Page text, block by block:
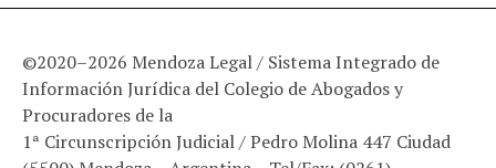
©2020–2026 Mendoza Legal / Sistema Integrado de
Información Jurídica del Colegio de Abogados y
Procuradores de la
1ª Circunscripción Judicial / Pedro Molina 447 Ciudad